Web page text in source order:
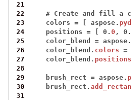
21
22
# Create and fill a
23
colors = aspose.
24
positions = 0.0 ,
25
color_blend = aspose.
26
color_blend. colors =
27
color_blend. positions
28
29
brush_rect = aspose.
30
brush_rect.
31